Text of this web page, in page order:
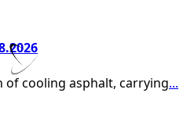
of cooling asphalt, carrying...